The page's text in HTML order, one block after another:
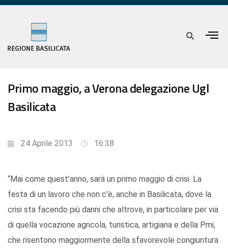
Primo maggio, a Verona delegazione Ugl
Basilicata
24 Aprile 2013 16:38
“Mai come quest’anno, sarà un primo maggio di crisi. La
festa di un lavoro che non c’è, anche in Basilicata, dove la
crisi sta facendo più danni che altrove, in particolare per via
di quella vocazione agricola, turistica, artigiana e della Pmi,
che risentono maggiormente della sfavorevole congiuntura